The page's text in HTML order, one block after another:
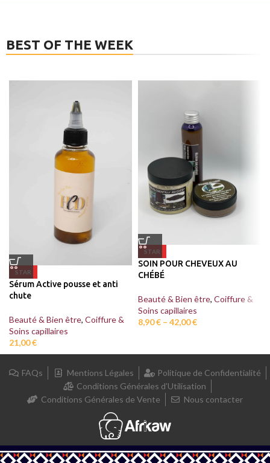
BEST OF THE WEEK
STAR
Sérum Active pousse et anti
chute
Beauté & Bien être, Coiffure &
Soins capillaires
21,00€
STAR
SOIN POUR CHEVEUX AU
CHÉBÉ
Beauté & Bien être, Coiffure &
Soins capillaires
8,90€ – 42,00€
FAQs Mentions Légales
Politique de Confidentialité
Conditions Générales d’Utilisation
Conditions Générales de Vente
Nous contacter